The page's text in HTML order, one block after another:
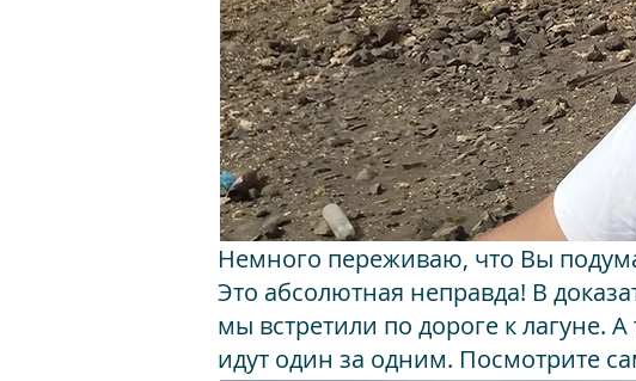
Немного переживаю, что Вы
Это абсолютная неправда! В
мы встретили по дороге к лагуне.
идут один за одним. Посмотрите